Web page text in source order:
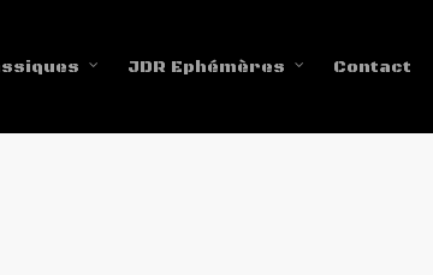
JDR Ephémères Contact